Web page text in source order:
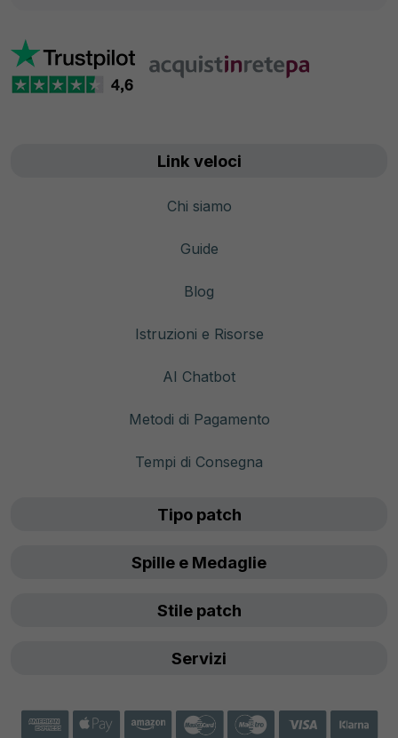
Link veloci
Chi siamo
Guide
Blog
Istruzioni e Risorse
AI Chatbot
Metodi di Pagamento
Tempi di Consegna
Tipo patch
Spille e Medaglie
Stile patch
Servizi